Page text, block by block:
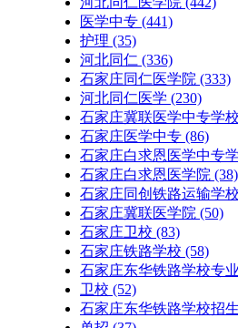
医学中专 (441)
护理 (35)
河北同仁 (336)
石家庄同仁医学院 (333)
河北同仁医学 (230)
石家庄冀联医学中专学校
石家庄医学中专 (86)
石家庄白求恩医学中专
石家庄白求恩医学院 (38)
石家庄同创铁路运输学校
石家庄冀联医学院 (50)
石家庄卫校 (83)
石家庄铁路学校 (58)
石家庄东华铁路学校专业
卫校 (52)
石家庄东华铁路学校招生